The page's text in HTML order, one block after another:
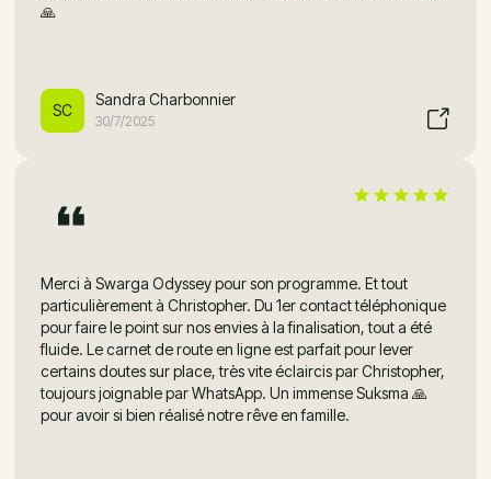
🙏
SC
Sandra Charbonnier
30/7/2025
Merci à Swarga Odyssey pour son programme. Et tout
particulièrement à Christopher. Du 1er contact téléphonique
pour faire le point sur nos envies à la finalisation, tout a été
fluide. Le carnet de route en ligne est parfait pour lever
certains doutes sur place, très vite éclaircis par Christopher,
toujours joignable par WhatsApp. Un immense Suksma 🙏
pour avoir si bien réalisé notre rêve en famille.